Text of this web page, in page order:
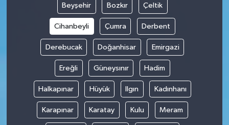
Beyşehir Bozkır Çeltik
Cihanbeyli Çumra Derbent
Derebucak Doğanhisar Emirgazi
Ereğli Güneysınır Hadim
Halkapınar Hüyük Ilgın Kadınhanı
Karapınar Karatay Kulu Meram